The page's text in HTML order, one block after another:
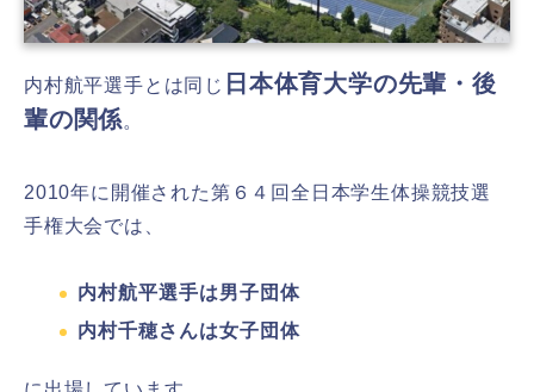
内村航平選手とは同じ 日本体育大学の先輩・後
輩の関係。
2010年に開催された第６４回全日本学生体操競技選
手権大会では、
内村航平選手は男子団体
内村千穂さんは女子団体